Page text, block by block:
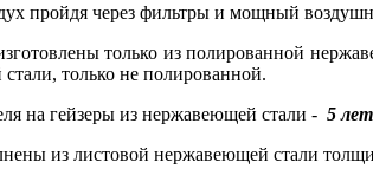
пройдя через фильтры и мощный
только из полированной
только не полированной.
на гейзеры из нержавеющей стали - 5 лет
из листовой нержавеющей стали